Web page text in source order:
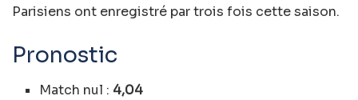
Parisiens ont enregistré par trois fois cette saison.
Pronostic
Match nul : 4,04